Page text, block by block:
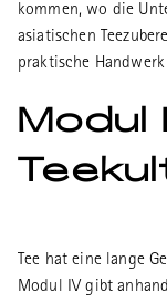
kommen, wo die
asiatischen
praktische
Modul
Tee hat eine lange
Modul IV gibt